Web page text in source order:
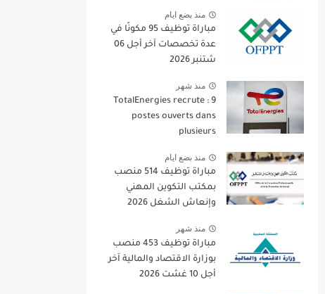
منذ بضع ايام
مباراة توظيف 95 مكونًا في
عدة تخصصات آخر أجل 06
شتنبر 2026
منذ شهر
TotalEnergies recrute : 9
postes ouverts dans
plusieurs
منذ بضع ايام
مباراة توظيف 514 منصب
بمكتب التكوين المهني
وإنعاش الشغل 2026
منذ شهر
مباراة توظيف 453 منصب
بوزارة الاقتصاد والمالية آخر
أجل 10 غشت 2026